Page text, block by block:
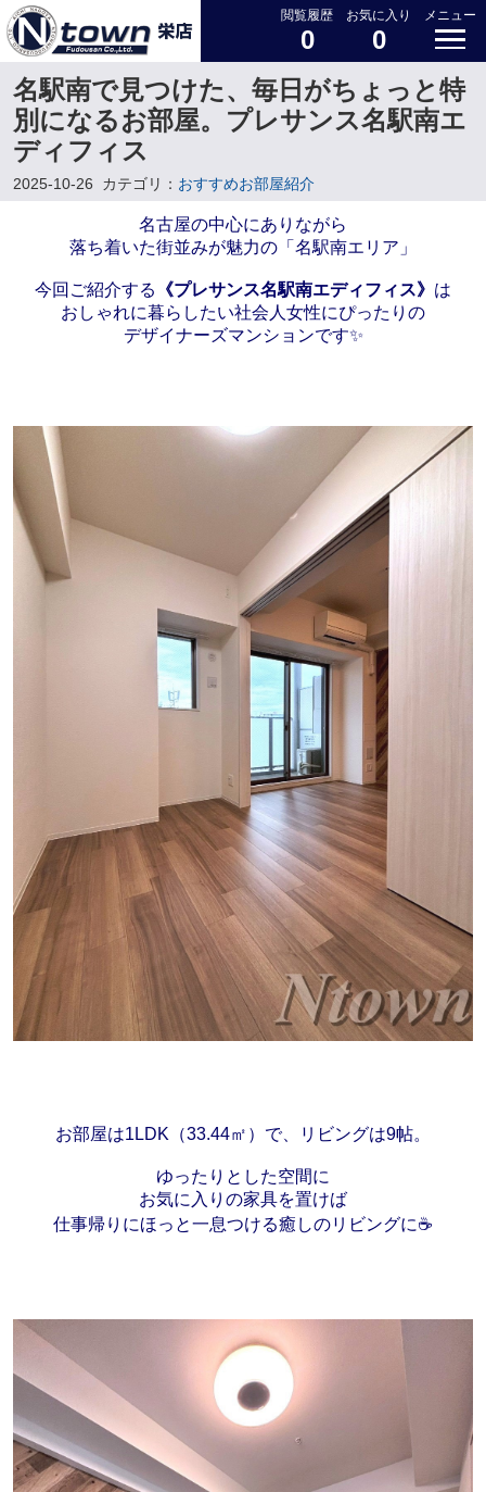
閲覧履歴
0
お気に入り
0
メニュー
名駅南で見つけた、毎日がちょっと特
別になるお部屋。プレサンス名駅南エ
ディフィス
2025-10-26 カテゴリ： おすすめお部屋紹介
名古屋の中心にありながら
落ち着いた街並みが魅力の「名駅南エリア」
今回ご紹介する 《プレサンス名駅南エディフィス》 は
おしゃれに暮らしたい社会人女性にぴったりの
デザイナーズマンションです✨
お部屋は1LDK（33.44㎡）で、リビングは9帖。
ゆったりとした空間に
お気に入りの家具を置けば
仕事帰りにほっと一息つける癒しのリビングに☕️